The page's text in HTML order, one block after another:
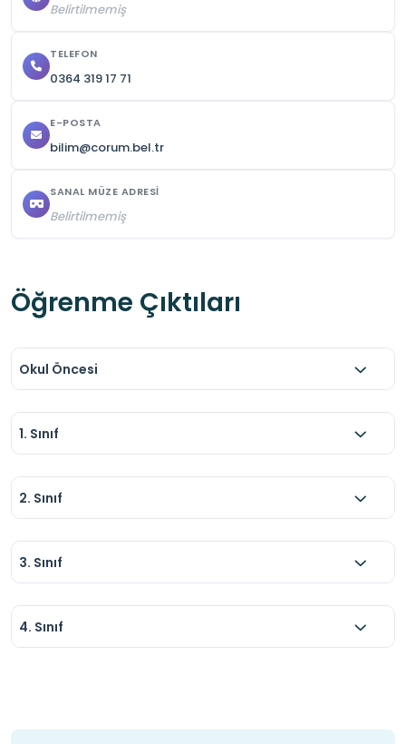
Belirtilmemiş
TELEFON
0364 319 17 71
E-POSTA
bilim@corum.bel.tr
SANAL MÜZE ADRESI
Belirtilmemiş
Öğrenme Çıktıları
Okul Öncesi
1. Sınıf
2. Sınıf
3. Sınıf
4. Sınıf